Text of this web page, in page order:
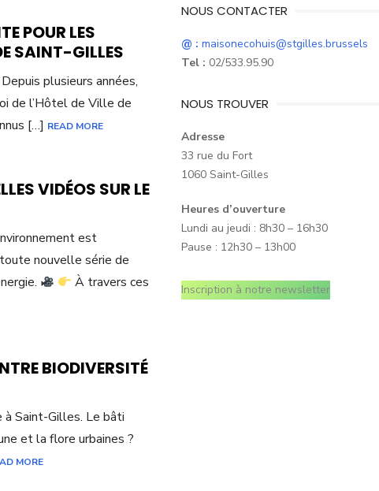
POUR LES
SAINT-GILLES
plusieurs années,
de l’Hôtel de Ville de
[…] READ MORE
VIDÉOS SUR LE
est
nouvelle série de
À travers ces
BIODIVERSITÉ
à Saint-Gilles. Le bâti
et la flore urbaines ?
MORE
NOUS CONTACTER
@ : maisonecohuis@stgilles.brussels
Tel : 02/533.95.90
NOUS TROUVER
Adresse
33 rue du Fort
1060 Saint-Gilles
Heures d’ouverture
Lundi au jeudi : 8h30 – 16h30
Pause : 12h30 – 13h00
Inscription à notre newsletter